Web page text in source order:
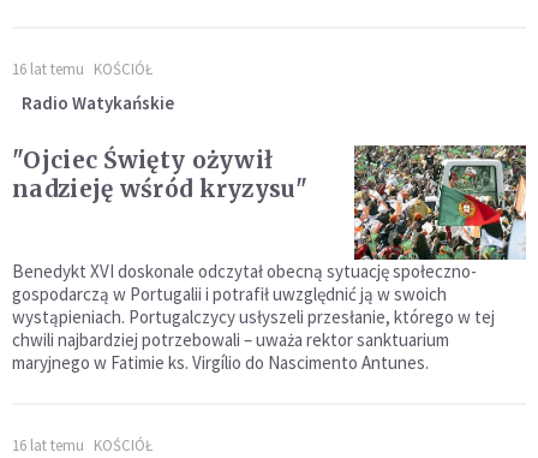
16 lat temu KOŚCIÓŁ
Radio Watykańskie
"Ojciec Święty ożywił
nadzieję wśród kryzysu"
Benedykt XVI doskonale odczytał obecną sytuację społeczno-
gospodarczą w Portugalii i potrafił uwzględnić ją w swoich
wystąpieniach. Portugalczycy usłyszeli przesłanie, którego w tej
chwili najbardziej potrzebowali – uważa rektor sanktuarium
maryjnego w Fatimie ks. Virgílio do Nascimento Antunes.
16 lat temu KOŚCIÓŁ